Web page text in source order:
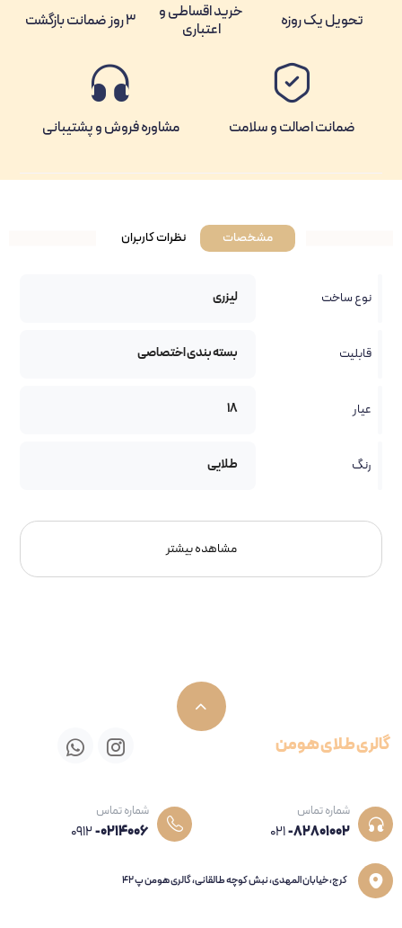
تحویل یک روزه
خرید اقساطی و
اعتباری
3 روز ضمانت بازگشت
ضمانت اصالت و سلامت مشاوره فروش و پشتیبانی
مشخصات نظرات کاربران
نوع ساخت لیزری
قابلیت بسته بندی اختصاصی
عیار 18
رنگ طلایی
مشاهده بیشتر
گالری طلای هومن
شماره تماس
021-82801002
شماره تماس
0912-0214006
کرج، خیابان المهدی، نبش کوچه طالقانی، گالری هومن پ 42